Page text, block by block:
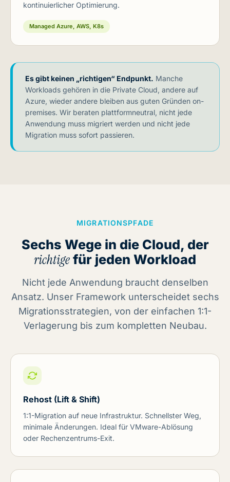
kontinuierlicher Optimierung.
Managed Azure, AWS, K8s
Es gibt keinen „richtigen“ Endpunkt. Manche
Workloads gehören in die Private Cloud, andere auf
Azure, wieder andere bleiben aus guten Gründen on-
premises. Wir beraten plattformneutral, nicht jede
Anwendung muss migriert werden und nicht jede
Migration muss sofort passieren.
MIGRATIONSPFADE
Sechs Wege in die Cloud, der
richtigefür jeden Workload
Nicht jede Anwendung braucht denselben
Ansatz. Unser Framework unterscheidet sechs
Migrationsstrategien, von der einfachen 1:1-
Verlagerung bis zum kompletten Neubau.
Rehost (Lift & Shift)
1:1-Migration auf neue Infrastruktur. Schnellster Weg,
minimale Änderungen. Ideal für VMware-Ablösung
oder Rechenzentrums-Exit.